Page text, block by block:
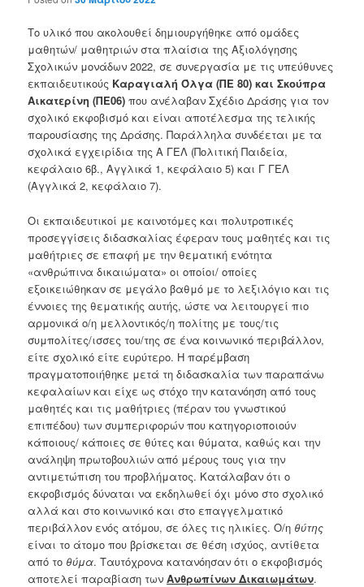
Το υλικό που ακολουθεί δημιουργήθηκε από ομάδες
μαθητών/ μαθητριών στα πλαίσια της Αξιολόγησης
Σχολικών μονάδων 2022, σε συνεργασία με τις υπεύθυνες
εκπαιδευτικούς Καραγιαλή Όλγα (ΠΕ 80) και Σκούπρα
Αικατερίνη (ΠΕ06) που ανέλαβαν Σχέδιο Δράσης για τον
σχολικό εκφοβισμό και είναι αποτέλεσμα της τελικής
παρουσίασης της Δράσης. Παράλληλα συνδέεται με τα
σχολικά εγχειρίδια της Α ΓΕΛ (Πολιτική Παιδεία,
κεφάλαιο 6β., Αγγλικά 1, κεφάλαιο 5) και Γ ΓΕΛ
(Αγγλικά 2, κεφάλαιο 7).
Oι εκπαιδευτικοί με καινοτόμες και πολυτροπικές
προσεγγίσεις διδασκαλίας έφεραν τους μαθητές και τις
μαθήτριες σε επαφή με την θεματική ενότητα
«ανθρώπινα δικαιώματα» οι οποίοι/ οποίες
εξοικειώθηκαν σε μεγάλο βαθμό με το λεξιλόγιο και τις
έννοιες της θεματικής αυτής, ώστε να λειτουργεί πιο
αρμονικά ο/η μελλοντικός/η πολίτης με τους/τις
συμπολίτες/ισσες του/της σε ένα κοινωνικό περιβάλλον,
είτε σχολικό είτε ευρύτερο. Η παρέμβαση
πραγματοποιήθηκε μετά τη διδασκαλία των παραπάνω
κεφαλαίων και είχε ως στόχο την κατανόηση από τους
μαθητές και τις μαθήτριες (πέραν του γνωστικού
επιπέδου) των συμπεριφορών που κατηγοριοποιούν
κάποιους/ κάποιες σε θύτες και θύματα, καθώς και την
ανάληψη πρωτοβουλιών από μέρους τους για την
αντιμετώπιση του προβλήματος. Κατάλαβαν ότι ο
εκφοβισμός δύναται να εκδηλωθεί όχι μόνο στο σχολικό
αλλά και στο κοινωνικό και στο επαγγελματικό
περιβάλλον ενός ατόμου, σε όλες τις ηλικίες. Ο/η θύτης
είναι το άτομο που βρίσκεται σε θέση ισχύος, αντίθετα
από το θύμα. Ταυτόχρονα κατανόησαν ότι ο εκφοβισμός
αποτελεί παραβίαση τωνΑνθρωπίνων Δικαιωμάτων.